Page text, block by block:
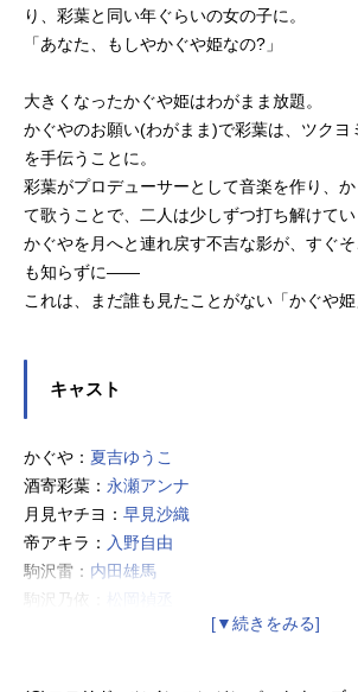
り、彩葉と同い年ぐらいの女の子に。
「あなた、もしやかぐや姫なの?」
大きくなったかぐや姫はわがまま放題。
かぐやのお願い(わがまま)で彩葉は、ツクヨ
を手伝うことに。
彩葉がプロデューサーとして音楽を作り、
て歌うことで、二人は少しずつ打ち解けてい
かぐやを月へと連れ戻す不吉な影が、すぐ
も知らずに――
これは、まだ誰も見たことがない「かぐや姫
キャスト
かぐや： 夏吉ゆうこ
酒寄彩葉： 永瀬アンナ
月見ヤチヨ： 早見沙織
帝アキラ： 入野自由
駒沢雷： 内田雄馬
駒沢乃依：
釘宮理恵